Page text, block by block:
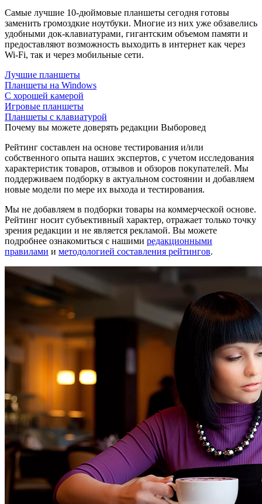
Самые лучшие 10-дюймовые планшеты сегодня готовы
заменить громоздкие ноутбуки. Многие из них уже обзавелись
удобными док-клавиатурами, гигантским объемом памяти и
предоставляют возможность выходить в интернет как через
Wi-Fi, так и через мобильные сети.
Лучшие планшеты
Планшеты на Windows
С хорошей камерой
Игровые планшеты
Планшеты с клавиатурой
Почему вы можете доверять редакции Выборовед
Рейтинг составлен на основе тестирования и/или
собственного опыта наших экспертов, с учетом исследования
характеристик товаров, отзывов и обзоров покупателей. Мы
поддерживаем подборку в актуальном состоянии и добавляем
новые модели по мере их выхода и тестирования.
Мы не добавляем в подборки товары на коммерческой основе.
Рейтинг носит субъективный характер, отражает только точку
зрения редакции и не является рекламой. Вы можете
подробнее ознакомиться с нашими редакционными
правилами и методологией составления рейтингов.